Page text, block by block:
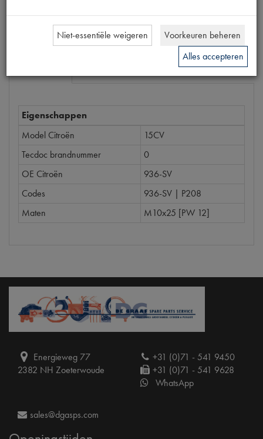
Eigenschappen
Model Citroën
15CV
Tecdoc brandnummer
0
OE Citroën
936-SV
Codes
936-SV | P208
Maten
M10x25 [PW 12]
Energieweg 77
2382 NH Zoeterwoude
+31 (0)71 - 541 9450
+31 (0)71 - 541 9628
WhatsApp
sales@dgasps.com
Niet-essentiële weigeren
Voorkeuren beheren
Alles accepteren